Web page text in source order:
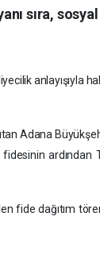
sıra, sosyal
anlayışıyla
Adana
ardından
fide dağıtım